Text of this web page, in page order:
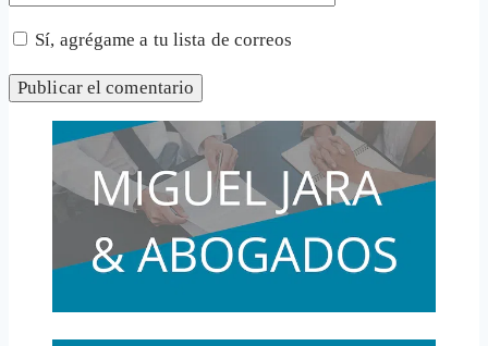
Sí, agrégame a tu lista de correos